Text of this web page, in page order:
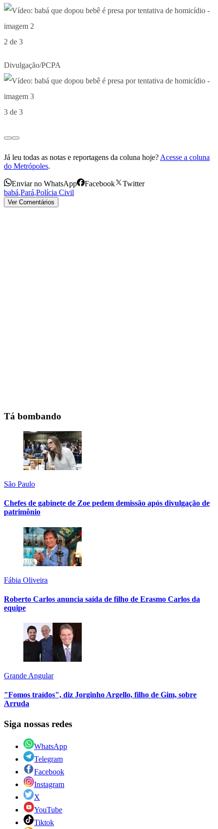
2 de 3
Divulgação/PCPA
3 de 3
Já leu todas as notas e reportagens da coluna hoje? Acesse a coluna
do Metrópoles.
Enviar no WhatsApp Facebook
Twitter
babá,Pará,Polícia Civil
Ver Comentários
Tá bombando
São Paulo
Chefes de gabinete de Zoe pedem demissão após divulgação de
patrimônio
Fábia Oliveira
Roberto Carlos anuncia saída de filho de Erasmo Carlos da
equipe
Grande Angular
"Fomos traídos", diz Jorginho Argello, filho de Gim, sobre
Arruda
Siga nossas redes
WhatsApp
Telegram
Facebook
Instagram
X
YouTube
Tiktok